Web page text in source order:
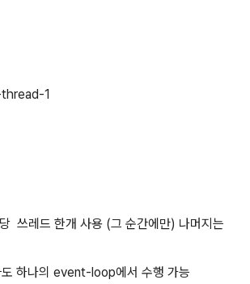
1
쓰레드 한개 사용 (그 순간에만) 나머지는
하나의 event-loop에서 수행 가능